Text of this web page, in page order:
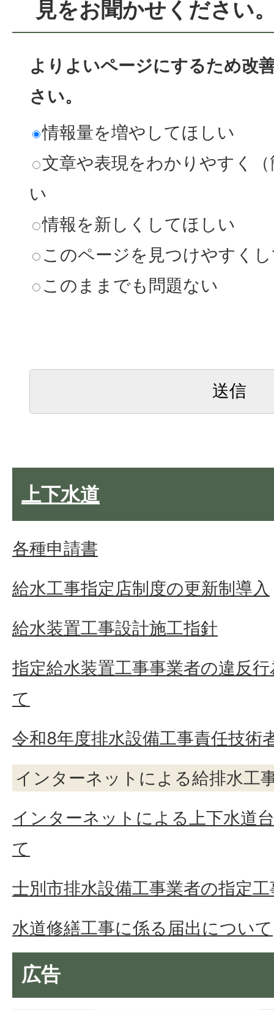
見をお聞かせください
よりよいページにするため改
さい。
情報量を増やしてほしい
文章や表現をわかりやすく
い
情報を新しくしてほしい
このページを見つけやすく
このままでも問題ない
上下水道
各種申請書
給水工事指定店制度の更新制導入
給水装置工事設計施工指針
指定給水装置工事事業者の違反
て
令和8年度排水設備工事責任技術
インターネットによる給排水工
インターネットによる上下水道
て
士別市排水設備工事業者の指定
水道修繕工事に係る届出について
広告